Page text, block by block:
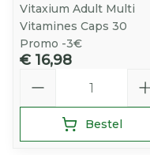
Vitaxium Adult Multi
Vitamines Caps 30
Promo -3€
€ 16,98
Bestel